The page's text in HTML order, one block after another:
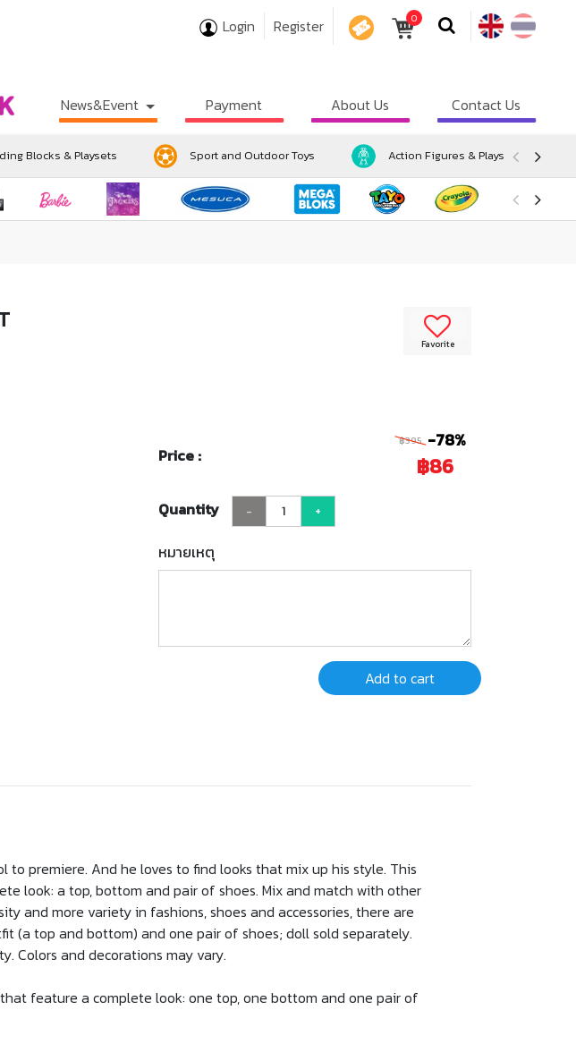
Login Register 0
News&Event Payment About Us Contact Us
Blocks & Playsets Sport and Outdoor Toys Action Figures & Playsets
Favorite
Price :
฿395 -78%
฿86
Quantity - +
หมายเหตุ
Add to cart
premiere. And he loves to find looks that mix up his style. This
look: a top, bottom and pair of shoes. Mix and match with other
and more variety in fashions, shoes and accessories, there are
(a top and bottom) and one pair of shoes; doll sold separately.
Colors and decorations may vary.
feature a complete look: one top, one bottom and one pair of